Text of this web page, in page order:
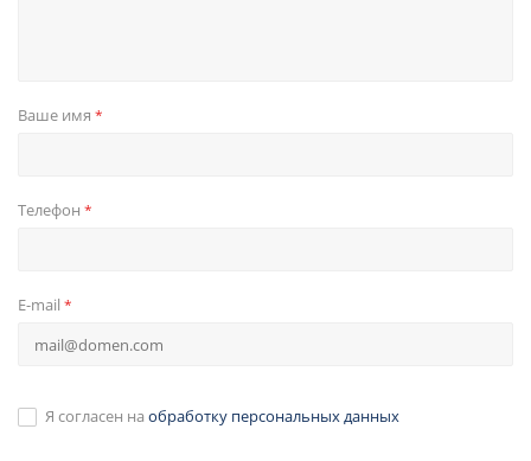
Ваше имя *
Телефон *
E-mail *
Я согласен на обработку персональных данных